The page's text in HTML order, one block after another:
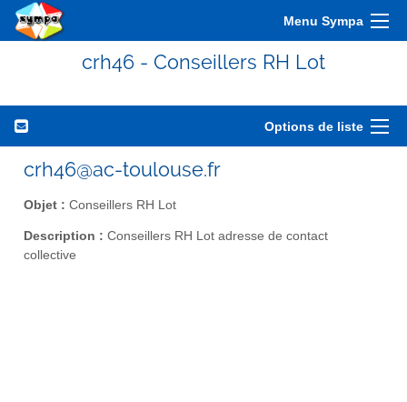
Menu Sympa
crh46 - Conseillers RH Lot
Options de liste
crh46@ac-toulouse.fr
Objet : Conseillers RH Lot
Description : Conseillers RH Lot adresse de contact
collective